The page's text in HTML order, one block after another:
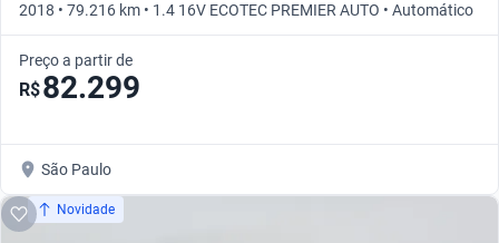
2018 • 79.216 km • 1.4 16V ECOTEC PREMIER AUTO • Automático
Preço a partir de
R$82.299
São Paulo
Novidade